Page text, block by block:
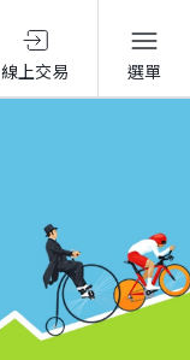
線上交易 選單